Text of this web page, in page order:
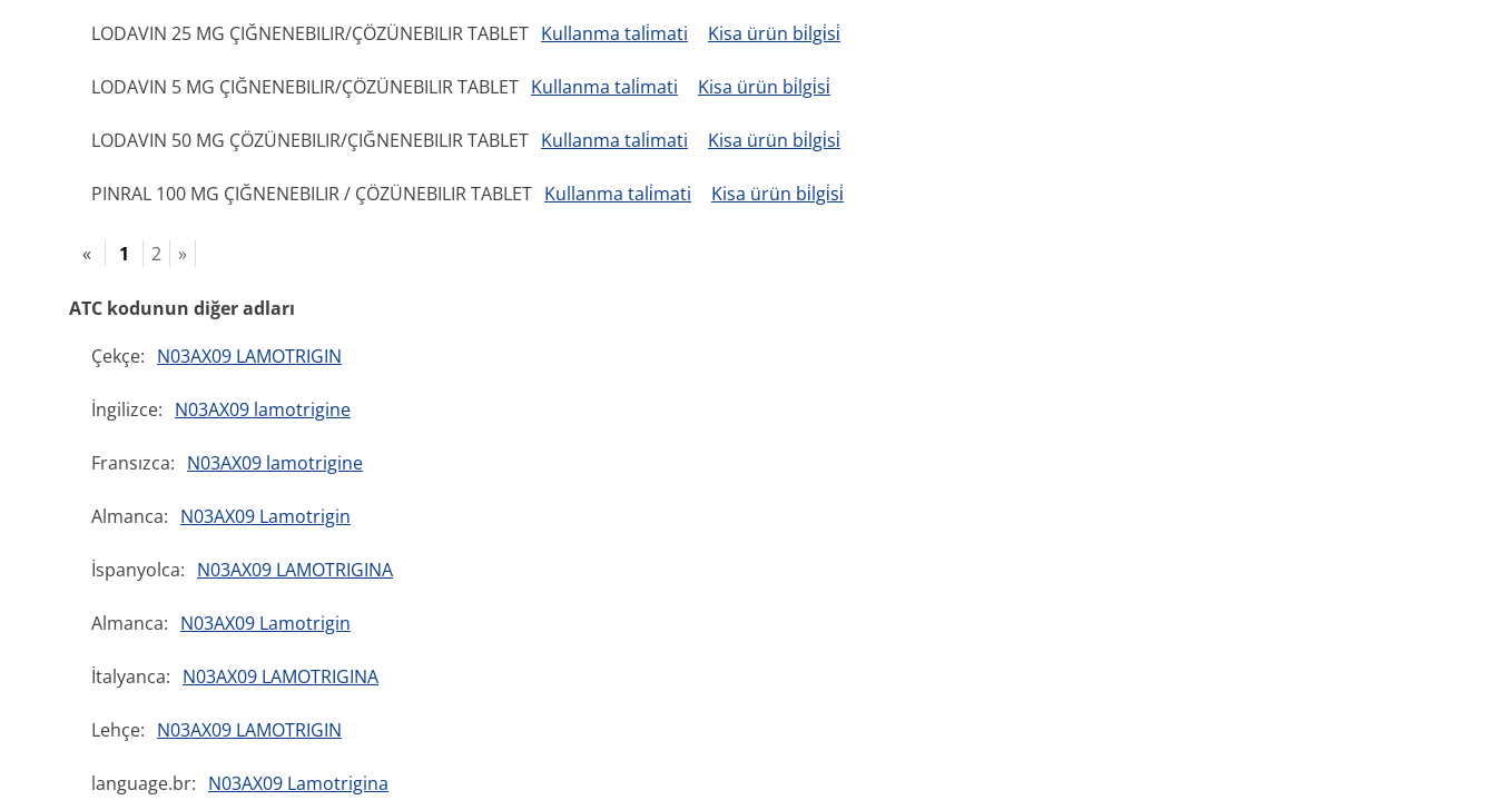
LODAVIN 25 MG ÇIĞNENEBILIR/ÇÖZÜNEBILIR TABLET Kullanma tali̇mati Kisa ürün bi̇lgi̇si̇
LODAVIN 5 MG ÇIĞNENEBILIR/ÇÖZÜNEBILIR TABLET Kullanma tali̇mati Kisa ürün bi̇lgi̇si̇
LODAVIN 50 MG ÇÖZÜNEBILIR/ÇIĞNENEBILIR TABLET Kullanma tali̇mati Kisa ürün bi̇lgi̇si̇
PINRAL 100 MG ÇIĞNENEBILIR / ÇÖZÜNEBILIR TABLET Kullanma tali̇mati Kisa ürün bi̇lgi̇si̇
« 1 2 »
ATC kodunun diğer adları
Çekçe: N03AX09 LAMOTRIGIN
İngilizce: N03AX09 lamotrigine
Fransızca: N03AX09 lamotrigine
Almanca: N03AX09 Lamotrigin
İspanyolca: N03AX09 LAMOTRIGINA
Almanca: N03AX09 Lamotrigin
İtalyanca: N03AX09 LAMOTRIGINA
Lehçe: N03AX09 LAMOTRIGIN
language.br: N03AX09 Lamotrigina